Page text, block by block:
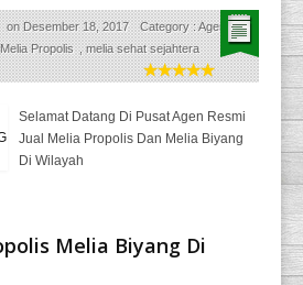
onDesember 18, 2017 Category :Agen
Melia Propolis ,melia sehat sejahtera
Selamat Datang Di Pusat Agen Resmi
Jual Melia Propolis Dan Melia Biyang
Di Wilayah
Melia Biyang Di